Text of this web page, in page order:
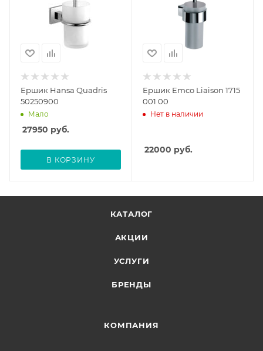
Ершик Hansa Quadris
50250900
Мало
27950 руб.
В КОРЗИНУ
Ершик Emco Liaison 1715
001 00
Нет в наличии
22000 руб.
КАТАЛОГ
АКЦИИ
УСЛУГИ
БРЕНДЫ
КОМПАНИЯ